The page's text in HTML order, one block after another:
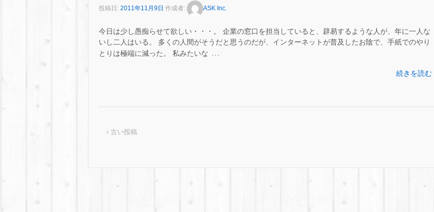
投稿日: 2011年11月9日 作成者: ASK Inc.
今日は少し愚痴らせて欲しい・・・。 企業の窓口を担当していると、辟易するような人が、年に一人な
いし二人はいる。 多くの人間がそうだと思うのだが、インターネットが普及したお陰で、手紙でのやり
とりは極端に減った。 私みたいな …
続きを読む
‹ 古い投稿